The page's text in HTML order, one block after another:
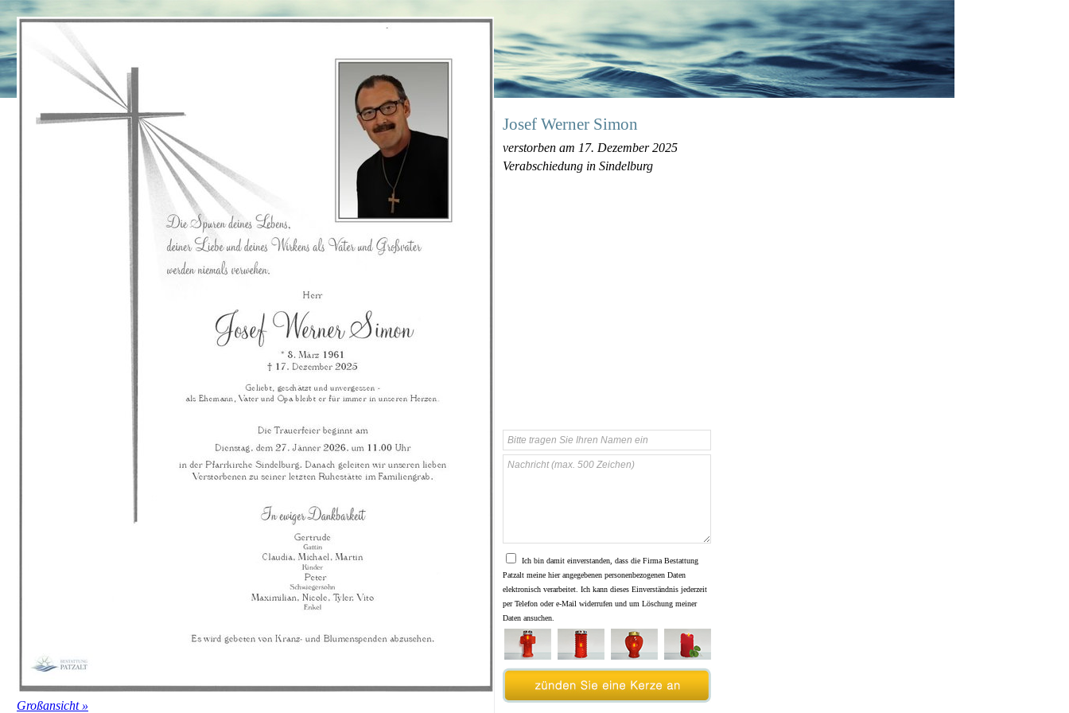
Großansicht »
Josef Werner Simon
verstorben am 17. Dezember 2025
Verabschiedung in Sindelburg
Ich bin damit einverstanden, dass die Firma Bestattung
Patzalt meine hier angegebenen personenbezogenen Daten
elektronisch verarbeitet. Ich kann dieses Einverständnis jederzeit
per Telefon oder e-Mail widerrufen und um Löschung meiner
Daten ansuchen.